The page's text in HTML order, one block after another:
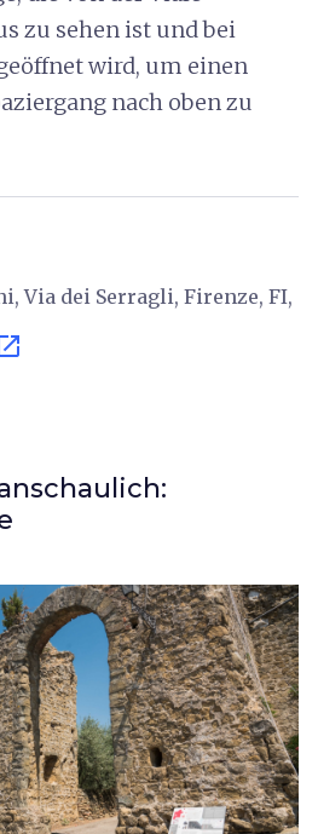
zu sehen ist und bei
wird, um einen
nach oben zu
Via dei Serragli, Firenze, FI,